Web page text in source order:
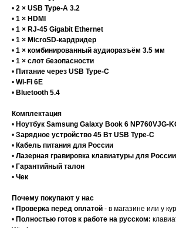
• 2 × USB Type-A 3.2
• 1 × HDMI
• 1 × RJ-45 Gigabit Ethernet
• 1 × MicroSD-кардридер
• 1 × комбинированный аудиоразъём 3.5 мм
• 1 × слот безопасности
• Питание через USB Type-C
• Wi-Fi 6E
• Bluetooth 5.4
Комплектация
• Ноутбук Samsung Galaxy Book 6 NP760VJG-
• Зарядное устройство 45 Вт USB Type-C
• Кабель питания для России
• Лазерная гравировка клавиатуры для России
• Гарантийный талон
• Чек
Почему покупают у нас
• Проверка перед оплатой - в магазине или у
• Полностью готов к работе на русском: